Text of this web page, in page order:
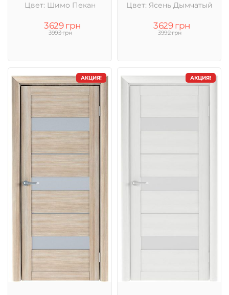
Цвет: Шимо Пекан
3629 грн
3993 грн
Цвет: Ясень Дымчатый
3629 грн
3992 грн
АКЦИЯ! АКЦИЯ!